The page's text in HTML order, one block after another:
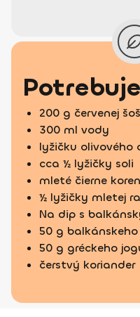
200 g červenej
300 ml vody
lyžičku olivového
cca ½ lyžičky soli
mleté čierne
½ lyžičky mletej
Na dip s
50 g
50 g gréckeho
čerstvý koriander